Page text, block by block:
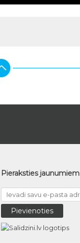
Pieraksties jaunumiem